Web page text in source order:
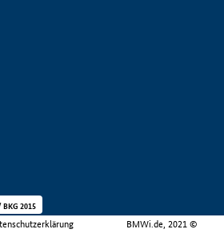
BMWi.de, 2021 ©
2015